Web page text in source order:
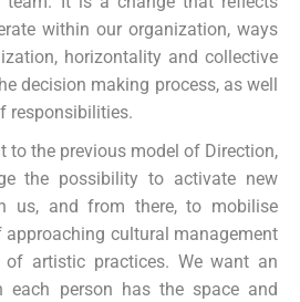
within our organization, ways
horizontality and collective
decision making process, as well
responsibilities.
to the previous model of Direction,
the possibility to activate new
us, and from there, to mobilise
cultural management
of artistic practices. We want an
each person has the space and